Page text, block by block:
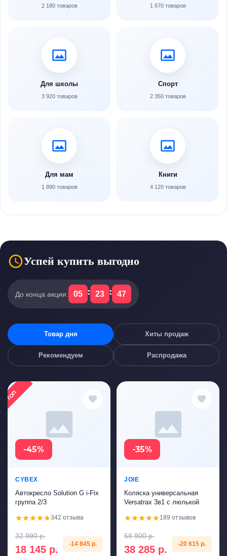
2 180 товаров 1 670 товаров
Для школы
3 920 товаров
Спорт
2 350 товаров
Для мам
1 890 товаров
Книги
4 120 товаров
Успей купить выгодно
До конца акции: 05 : 23 : 47
Товар дня Хиты продаж
Рекомендуем Распродажа
ТОП
-45%
CYBEX
Автокресло Solution G i-Fix
группа 2/3
342 отзыва
32 990 р.
18 145 р.
-14 845 р.
-35%
JOIE
Коляска универсальная
Versatrax 3в1 с люлькой
189 отзывов
58 900 р.
38 285 р.
-20 615 р.